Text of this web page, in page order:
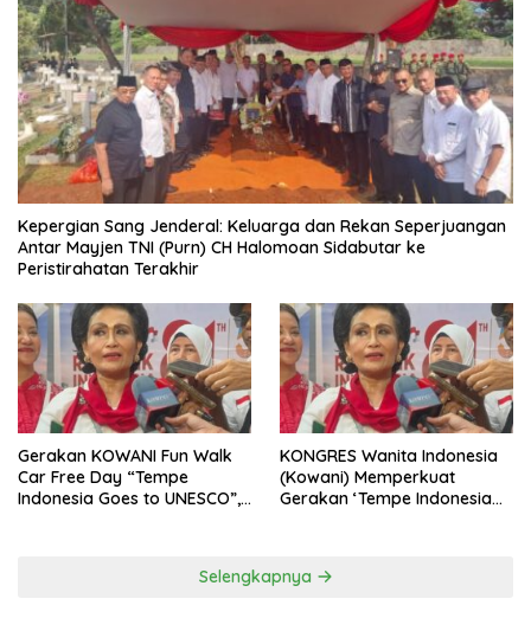
Kepergian Sang Jenderal: Keluarga dan Rekan Seperjuangan
Antar Mayjen TNI (Purn) CH Halomoan Sidabutar ke
Peristirahatan Terakhir
Gerakan KOWANI Fun Walk
Car Free Day “Tempe
Indonesia Goes to UNESCO”,
KONGRES Wanita Indonesia
(Kowani) Memperkuat
Gerakan ‘Tempe Indonesia
Selengkapnya